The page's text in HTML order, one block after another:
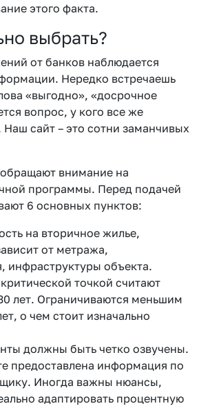
этого факта.
выбрать?
от банков наблюдается
Нередко встречаешь
«выгодно», «досрочное
вопрос, у кого все же
Наш сайт – это сотни заманчивых
внимание на
программы. Перед подачей
6 основных пунктов:
на вторичное жилье,
от метража,
инфраструктуры объекта.
точкой считают
лет. Ограничиваются меньшим
о чем стоит изначально
должны быть четко озвучены.
предоставлена информация по
Иногда важны нюансы,
адаптировать процентную